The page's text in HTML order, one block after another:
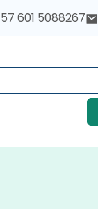
601 5088267